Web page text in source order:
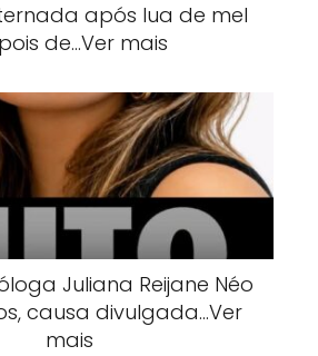
após lua de mel
de…Ver mais
Juliana Reijane Néo
causa divulgada…Ver
mais